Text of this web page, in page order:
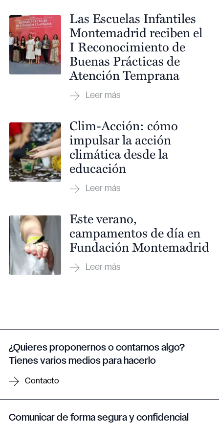
Las Escuelas Infantiles
Montemadrid reciben el
I Reconocimiento de
Buenas Prácticas de
Atención Temprana
Clim-Acción: cómo
impulsar la acción
climática desde la
educación
Este verano,
campamentos de día en
Fundación Montemadrid
¿Quieres proponernos o contarnos algo?
Tienes varios medios para hacerlo
Contacto
Comunicar de forma segura y confidencial